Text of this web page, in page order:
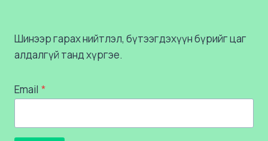
Шинээр гарах нийтлэл, бүтээгдэхүүн бүрийг цаг
алдалгүй танд хүргэе.
Email *